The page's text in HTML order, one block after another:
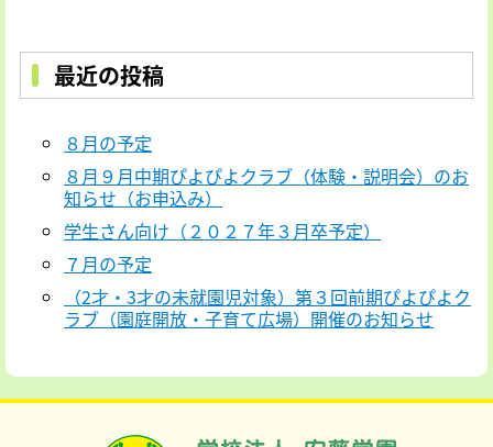
最近の投稿
８月の予定
８月９月中期ぴよぴよクラブ（体験・説明会）のお
知らせ（お申込み）
学生さん向け（２０２７年３月卒予定）
７月の予定
（2才・3才の未就園児対象）第３回前期ぴよぴよク
ラブ（園庭開放・子育て広場）開催のお知らせ